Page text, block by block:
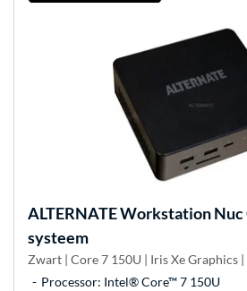
ALTERNATEWorkstation Nuc
systeem
Zwart | Core 7 150U | Iris Xe Graphics |
Processor: Intel® Core™ 7 150U